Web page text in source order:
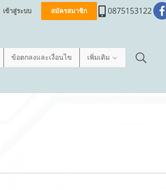
เข้าสู่ระบบ สมัครสมาชิก 0875153122
ข้อตกลงและเงื่อนไข เพิ่มเติม